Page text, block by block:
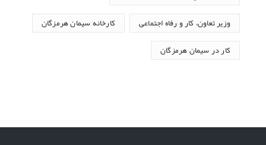
وزیر تعاون، کار و رفاه اجتماعی کارخانه سیمان هرمزگان
کار در سیمان هرمزگان